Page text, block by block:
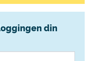
din